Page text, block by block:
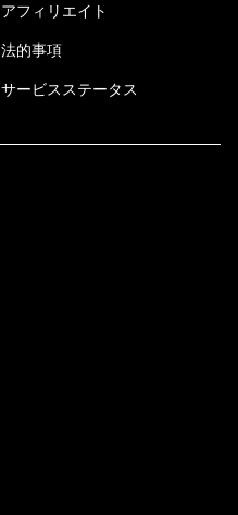
アフィリエイト
法的事項
サービスステータス